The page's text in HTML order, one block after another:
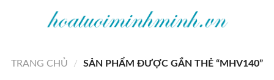
TRANG CHỦ
/ SẢN PHẨM ĐƯỢC GẮN THẺ “MHV140”